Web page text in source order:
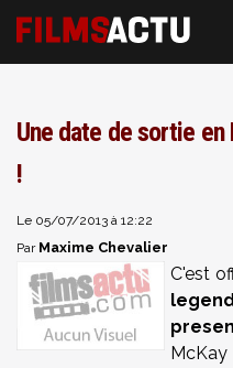
Une date de sortie en
!
Le 05/07/2013 à 12:22
Par Maxime Chevalier
C'est